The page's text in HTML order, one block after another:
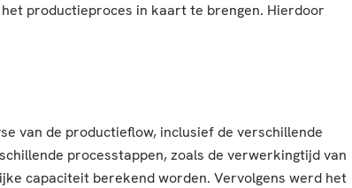
productieproces in kaart te brengen. Hierdoor
van de productieflow, inclusief de verschillende
processtappen, zoals de verwerkingtijd van
capaciteit berekend worden. Vervolgens werd het